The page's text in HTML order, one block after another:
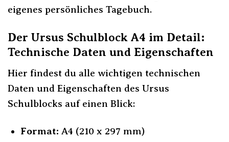
eigenes persönliches Tagebuch.
Der Ursus Schulblock A4 im Detail:
Technische Daten und Eigenschaften
Hier findest du alle wichtigen technischen
Daten und Eigenschaften des Ursus
Schulblocks auf einen Blick:
Format: A4 (210 x 297 mm)